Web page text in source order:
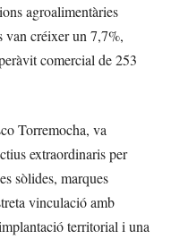
agroalimentàries
van créixer un 7,7%,
comercial de 253
Torremocha, va
extraordinaris per
sòlides, marques
vinculació amb
territorial i una